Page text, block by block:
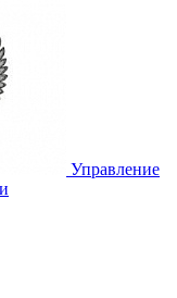
Управление